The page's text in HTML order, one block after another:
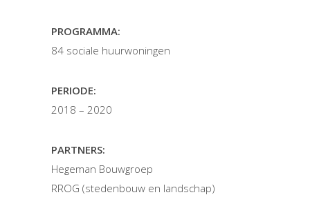
PROGRAMMA:
84 sociale huurwoningen
PERIODE:
2018 – 2020
PARTNERS:
Hegeman Bouwgroep
RROG (stedenbouw en landschap)